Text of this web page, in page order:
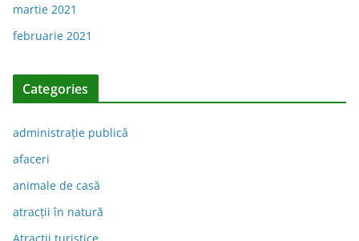
martie 2021
februarie 2021
Categories
administraţie publică
afaceri
animale de casă
atracții în natură